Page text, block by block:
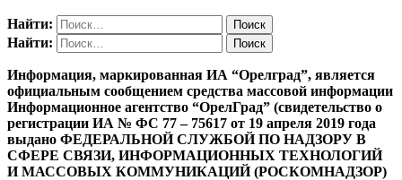
Найти:
Найти:
Информация, маркированная ИА “Орелград”, является
официальным сообщением средства массовой информации
Информационное агентство “ОрелГрад” (свидетельство о
регистрации ИА № ФС 77 – 75617 от 19 апреля 2019 года
выдано ФЕДЕРАЛЬНОЙ СЛУЖБОЙ ПО НАДЗОРУ В
СФЕРЕ СВЯЗИ, ИНФОРМАЦИОННЫХ ТЕХНОЛОГИЙ
И МАССОВЫХ КОММУНИКАЦИЙ (РОСКОМНАДЗОР)